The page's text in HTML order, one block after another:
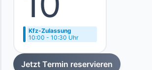
Kfz-Zulassung
10:00 - 10:30 Uhr
Jetzt Termin reservieren